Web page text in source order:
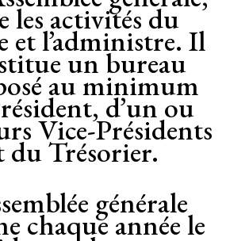
les activités du
et l’administre. Il
un bureau
au minimum
d’un ou
Vice-Présidents
du Trésorier.
générale
chaque année le